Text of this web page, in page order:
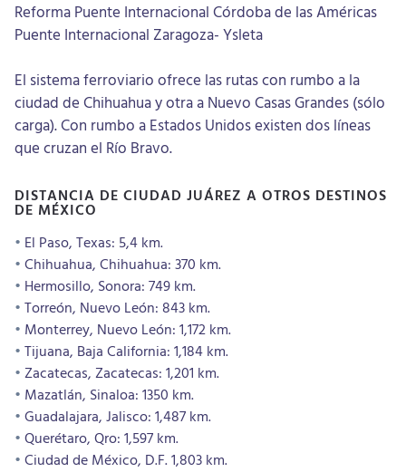
Reforma Puente Internacional Córdoba de las Américas
Puente Internacional Zaragoza- Ysleta
El sistema ferroviario ofrece las rutas con rumbo a la
ciudad de Chihuahua y otra a Nuevo Casas Grandes (sólo
carga). Con rumbo a Estados Unidos existen dos líneas
que cruzan el Río Bravo.
DISTANCIA DE CIUDAD JUÁREZ A OTROS DESTINOS
DE MÉXICO
El Paso, Texas: 5,4 km.
Chihuahua, Chihuahua: 370 km.
Hermosillo, Sonora: 749 km.
Torreón, Nuevo León: 843 km.
Monterrey, Nuevo León: 1,172 km.
Tijuana, Baja California: 1,184 km.
Zacatecas, Zacatecas: 1,201 km.
Mazatlán, Sinaloa: 1350 km.
Guadalajara, Jalisco: 1,487 km.
Querétaro, Qro: 1,597 km.
Ciudad de México, D.F. 1,803 km.